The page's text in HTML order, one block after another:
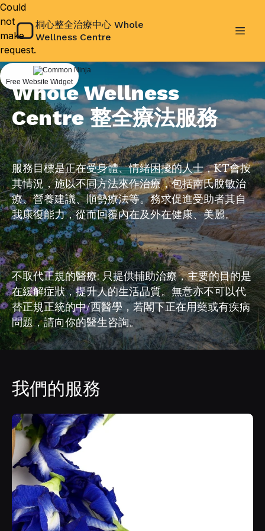
桐心整全治療中心 Whole
Wellness Centre
Whole Wellness
Centre 整全療法服務
服務目標是正在受身體、情緒困擾的人士，KT會按
其情況，施以不同方法來作治療，包括南氏脫敏治
療、營養建議、順勢療法等。務求促進受助者其自
我康復能力，從而回覆內在及外在健康、美麗。
不取代正規的醫療: 只提供輔助治療，主要的目的是
在緩解症狀，提升人的生活品質。無意亦不可以代
替正規正統的中/西醫學，若閣下正在用藥或有疾病
問題，請向你的醫生咨詢。
我們的服務
Could
not
make
request.
Free Website Widget